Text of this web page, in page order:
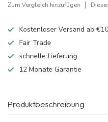
Zum Vergleich hinzufügen
Kostenloser Versand ab
Fair Trade
schnelle Lieferung
12 Monate Garantie
Produktbeschreibung